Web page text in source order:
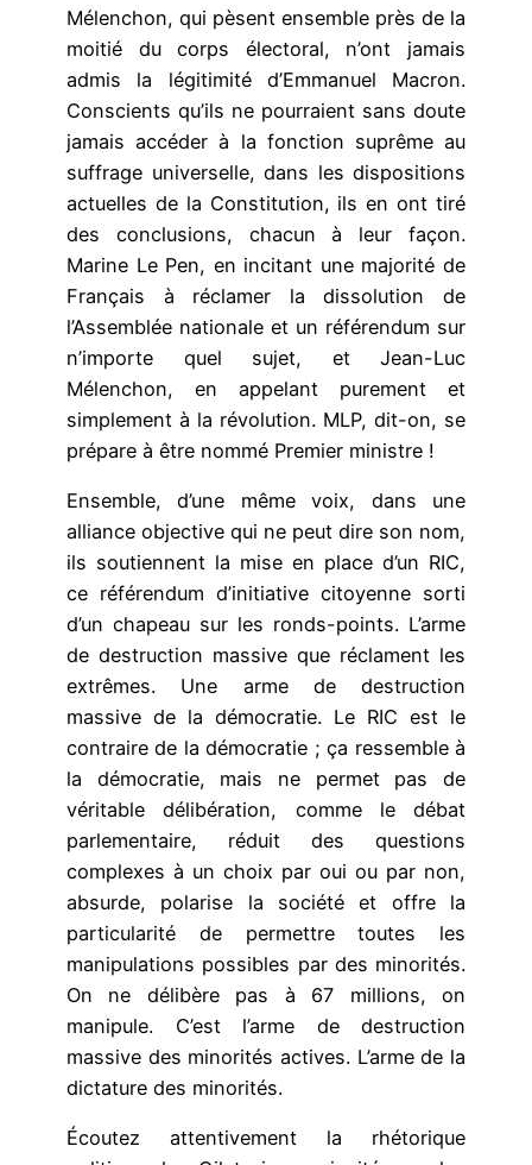
Mélenchon, qui pèsent ensemble près de la
moitié du corps électoral, n’ont jamais
admis la légitimité d’Emmanuel Macron.
Conscients qu’ils ne pourraient sans doute
jamais accéder à la fonction suprême au
suffrage universelle, dans les dispositions
actuelles de la Constitution, ils en ont tiré
des conclusions, chacun à leur façon.
Marine Le Pen, en incitant une majorité de
Français à réclamer la dissolution de
l’Assemblée nationale et un référendum sur
n’importe quel sujet, et Jean-Luc
Mélenchon, en appelant purement et
simplement à la révolution. MLP, dit-on, se
prépare à être nommé Premier ministre !
Ensemble, d’une même voix, dans une
alliance objective qui ne peut dire son nom,
ils soutiennent la mise en place d’un RIC,
ce référendum d’initiative citoyenne sorti
d’un chapeau sur les ronds-points. L’arme
de destruction massive que réclament les
extrêmes. Une arme de destruction
massive de la démocratie. Le RIC est le
contraire de la démocratie ; ça ressemble à
la démocratie, mais ne permet pas de
véritable délibération, comme le débat
parlementaire, réduit des questions
complexes à un choix par oui ou par non,
absurde, polarise la société et offre la
particularité de permettre toutes les
manipulations possibles par des minorités.
On ne délibère pas à 67 millions, on
manipule. C’est l’arme de destruction
massive des minorités actives. L’arme de la
dictature des minorités.
Écoutez attentivement la rhétorique